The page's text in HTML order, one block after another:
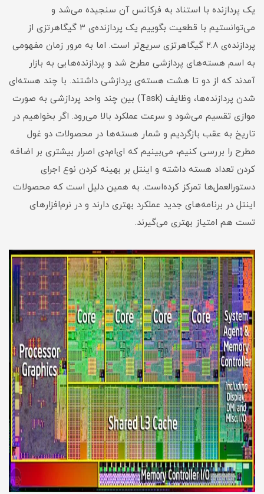
یک پردازنده با استناد به فرکانس آن سنجیده می‌شد و
می‌توانستیم با قطعیت بگوییم یک پردازنده‌ی ۳ گیگاهرتزی از
پردازنده‌ی ۲.۸ گیگاهرتزی سریع‌تر است. اما به مرور زمان مفهومی
به اسم هسته‌های پردازشی مطرح شد و پردازنده‌هایی به بازار
آمدند که از دو تا هشت هسته‌ی پردازشی داشتند. با چند هسته‌ای
شدن پردازنده‌ها، وظایف (Task) بین چند واحد پردازشی به صورت
موازی تقسیم می‌شود و سرعت عملکرد بالا می‌رود. اگر بخواهیم در
تاریخ به عقب بازگردیم و شمار هسته‌ها در محصولات دو غول
مطرح را بررسی کنیم، می‌بینیم که ای‌ام‌دی اصرار بیشتری بر اضافه
کردن تعداد هسته داشته و اینتل بر بهینه کردن نوع اجرای
دستورالعمل‌ها تمرکز کرده‌است. به همین دلیل است که محصولات
اینتل در برنامه‌های جدید عملکرد بهتری دارند و در نرم‌افزارهای
تست هم امتیاز بهتری می‌گیرند.